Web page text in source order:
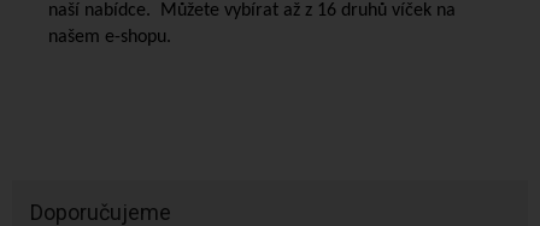
naší nabídce. Můžete vybírat až z 16 druhů víček na
našem e-shopu.
Doporučujeme